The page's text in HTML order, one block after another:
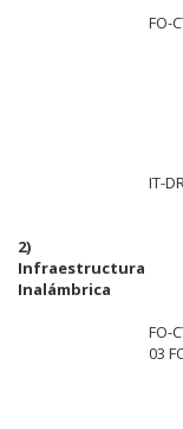
FO-
2)
Infraestructura
Inalámbrica
IT-
FO-
03